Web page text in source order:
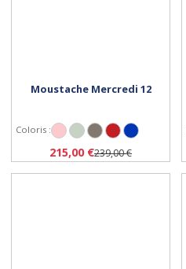
Personnaliser
Moustache Mercredi 12
Coloris : Menthe matTitanium matRouge métalBleu métal brillant
215,00 €239,00 €